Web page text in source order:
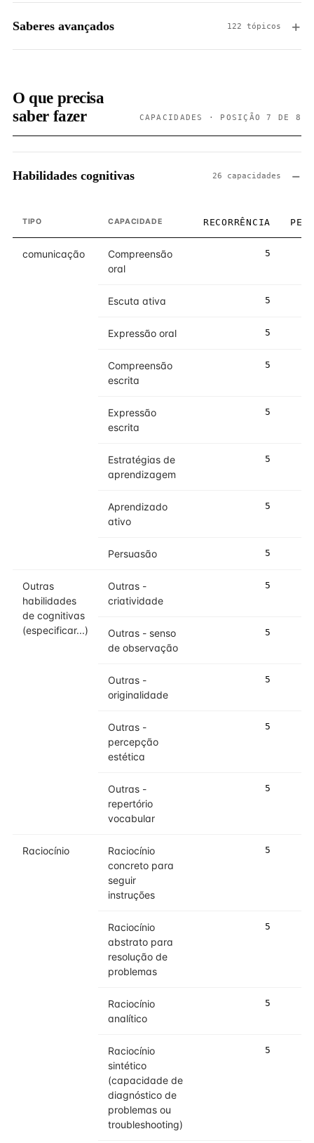
Saberes avançados 122 tópicos
O que precisa
saber fazer
CAPACIDADES · POSIÇÃO 7 DE 8
Habilidades cognitivas 26 capacidades
TIPO CAPACIDADE RECORRÊNCIA PESO
comunicação
Compreensão
oral
5
Escuta ativa 5
Expressão oral 5
Compreensão
escrita
5
Expressão
escrita
5
Estratégias de
aprendizagem
5
Aprendizado
ativo
5
Persuasão 5
Outras
habilidades
de cognitivas
(especificar...)
Outras -
criatividade
5
Outras - senso
de observação
5
Outras -
originalidade
5
Outras -
percepção
estética
5
Outras -
repertório
vocabular
5
Raciocínio
Raciocínio
concreto para
seguir
instruções
5
Raciocínio
abstrato para
resolução de
problemas
5
Raciocínio
analítico
5
Raciocínio
sintético
(capacidade de
diagnóstico de
problemas ou
troubleshooting)
5